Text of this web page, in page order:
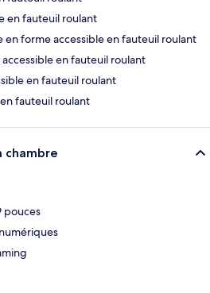
en fauteuil roulant
en forme accessible en fauteuil roulant
en fauteuil roulant
en fauteuil roulant
fauteuil roulant
chambre
pouces